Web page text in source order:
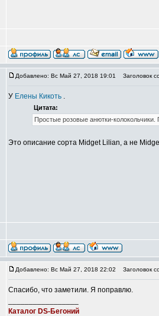
Добавлено: Вс Май 27, 2018 19:01 Заголовок
У Елены Кикоть .
Цитата:
Простые розовые анютки-
Это описание сорта Midget Lilian, а не
Добавлено: Вс Май 27, 2018 22:02 Заголовок
Спасибо, что заметили. Я поправлю.
Каталог DS-Бегоний